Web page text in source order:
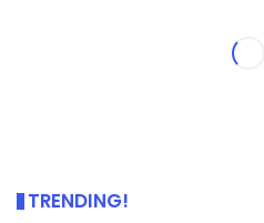
TRENDING!